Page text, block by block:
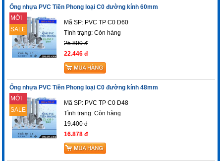
Ống nhựa PVC Tiền Phong loại C0 đường kính 60mm
MỚI
SALE
Mã SP: PVC TP C0 D60
Tình trạng:Còn hàng
25.800 đ
22.446 đ
Ống nhựa PVC Tiền Phong loại C0 đường kính 48mm
MỚI
SALE
Mã SP: PVC TP C0 D48
Tình trạng:Còn hàng
19.400 đ
16.878 đ